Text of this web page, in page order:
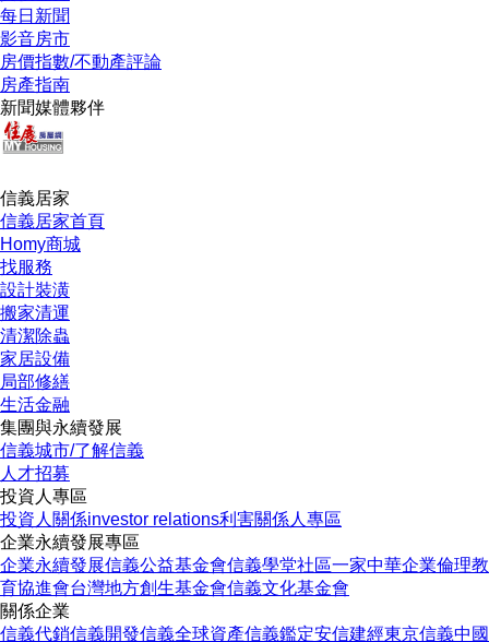
每日新聞
影音房市
房價指數/不動產評論
房產指南
新聞媒體夥伴
信義居家
信義居家首頁
Homy商城
找服務
設計裝潢
搬家清運
清潔除蟲
家居設備
局部修繕
生活金融
集團與永續發展
信義城市/了解信義
人才招募
投資人專區
投資人關係investor relations利害關係人專區
企業永續發展專區
企業永續發展信義公益基金會信義學堂社區一家中華企業倫理教
育協進會台灣地方創生基金會信義文化基金會
關係企業
信義代銷信義開發信義全球資產信義鑑定安信建經東京信義中國